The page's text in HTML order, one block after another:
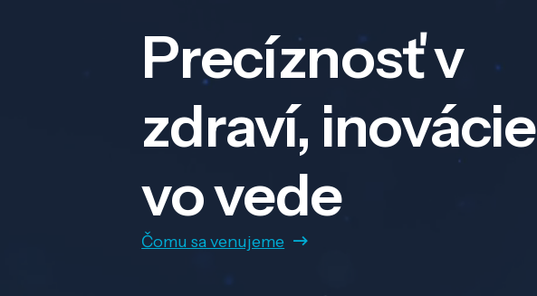
Precíznosť v
zdraví, inovácie
vo vede
Čomu sa venujeme